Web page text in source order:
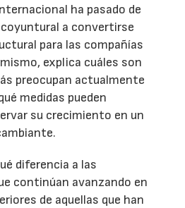
ha pasado de
a convertirse
para las compañías
explica cuáles son
preocupan actualmente
medidas pueden
su crecimiento en un
diferencia a las
continúan avanzando en
de aquellas que han